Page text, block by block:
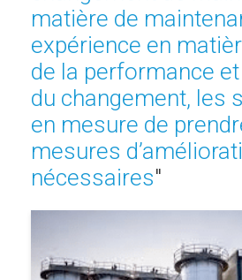
matière de
expérience en
de la performance
du changement, les
en mesure de
mesures
nécessaires